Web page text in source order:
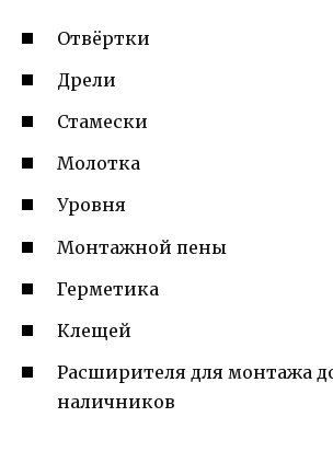
Отвёртки
Дрели
Стамески
Молотка
Уровня
Монтажной пены
Герметика
Клещей
Расширителя для монтажа
наличников